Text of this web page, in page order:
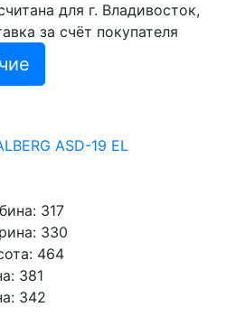
для г. Владивосток,
за счёт покупателя
ASD-19 EL
317
330
464
381
342